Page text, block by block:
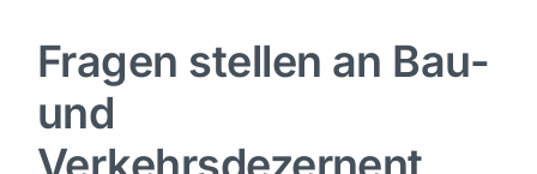
Politik
Wirtschaft
Fragen stellen an Bau-
und